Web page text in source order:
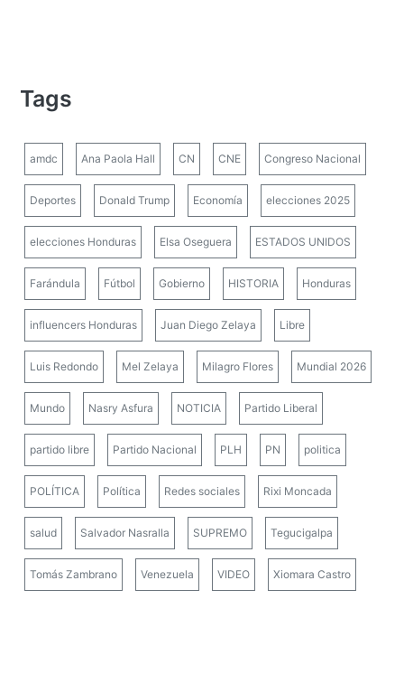
Tags
amdc Ana Paola Hall CN CNE Congreso Nacional
Deportes Donald Trump Economía elecciones 2025
elecciones Honduras Elsa Oseguera ESTADOS UNIDOS
Farándula Fútbol Gobierno HISTORIA Honduras
influencers Honduras Juan Diego Zelaya Libre
Luis Redondo Mel Zelaya Milagro Flores Mundial 2026
Mundo Nasry Asfura NOTICIA Partido Liberal
partido libre Partido Nacional PLH PN politica
POLÍTICA Política Redes sociales Rixi Moncada
salud Salvador Nasralla SUPREMO Tegucigalpa
Tomás Zambrano Venezuela VIDEO Xiomara Castro